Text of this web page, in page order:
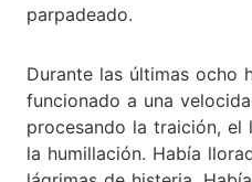
parpadeado.
Durante las últimas ocho
funcionado a una
procesando la traición,
la humillación. Había